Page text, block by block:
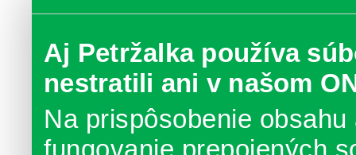
Aj Petržalka používa
nestratili ani v našom
Na prispôsobenie